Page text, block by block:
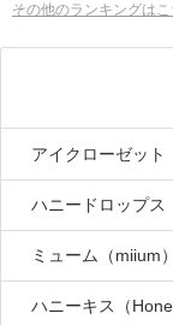
その他のランキングはこ
アイクローゼット
ハニードロップス
ミューム（miium）
ハニーキス（